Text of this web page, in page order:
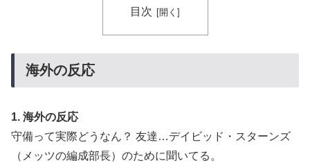
海外「今年、夏の暑さが厳しい日本でこんなものが売れ
てるらしい！ｗ」外国人が驚いた日本の商品と
は・・・？【海外の反応】
▶ 韓国人「不適切接待疑惑、2002年イタリア・スペイン
報道！」
▶ 海外「いいパンチだった」超大物YouYuberが伝説のボ
クサーマイク・タイソンにパンチを食らうｗｗ
目次
海外の反応
1. 海外の反応
守備って実際どうなん？ 友達…デイビッド・スターンズ
（メッツの編成部長）のために聞いてる。